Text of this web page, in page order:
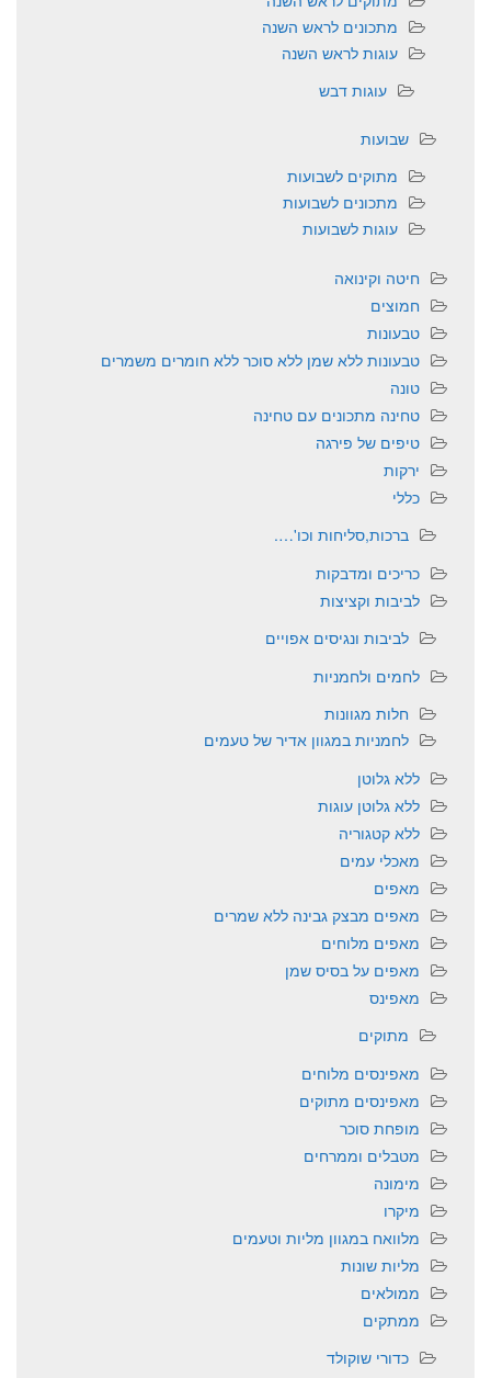
מתכונים לראש השנה
עוגות לראש השנה
עוגות דבש
שבועות
מתוקים לשבועות
מתכונים לשבועות
עוגות לשבועות
חיטה וקינואה
חמוצים
טבעונות
טבעונות ללא שמן ללא סוכר ללא חומרים משמרים
טונה
טחינה מתכונים עם טחינה
טיפים של פירגה
ירקות
כללי
ברכות,סליחות וכו'….
כריכים ומדבקות
לביבות וקציצות
לביבות ונגיסים אפויים
לחמים ולחמניות
חלות מגוונות
לחמניות במגוון אדיר של טעמים
ללא גלוטן
ללא גלוטן עוגות
ללא קטגוריה
מאכלי עמים
מאפים
מאפים מבצק גבינה ללא שמרים
מאפים מלוחים
מאפים על בסיס שמן
מאפינס
מתוקים
מאפינסים מלוחים
מאפינסים מתוקים
מופחת סוכר
מטבלים וממרחים
מימונה
מיקרו
מלוואח במגוון מליות וטעמים
מליות שונות
ממולאים
ממתקים
כדורי שוקולד